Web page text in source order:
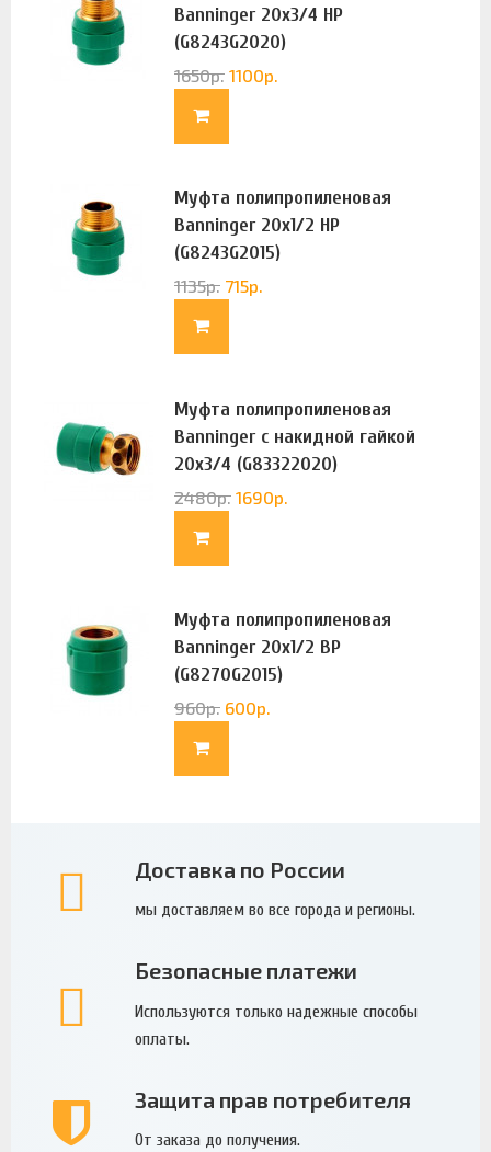
Banninger 20х3/4 НР
(G8243G2020)
1650р. 1100р.
Муфта полипропиленовая
Banninger 20х1/2 НР
(G8243G2015)
1135р. 715р.
Муфта полипропиленовая
Banninger с накидной гайкой
20х3/4 (G83322020)
2480р. 1690р.
Муфта полипропиленовая
Banninger 20х1/2 ВР
(G8270G2015)
960р. 600р.
Доставка по России
мы доставляем во все города и регионы.
Безопасные платежи
Используются только надежные способы
оплаты.
Защита прав потребителя
От заказа до получения.